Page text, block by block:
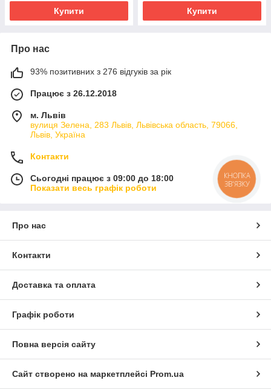
Купити Купити
Про нас
93% позитивних з 276 відгуків за рік
Працює з 26.12.2018
м. Львів
вулиця Зелена, 283 Львів, Львівська область, 79066,
Львів, Україна
Контакти
Сьогодні працює з 09:00 до 18:00
Показати весь графік роботи
Про нас
Контакти
Доставка та оплата
Графік роботи
Повна версія сайту
Сайт створено на маркетплейсі Prom.ua
КНОПКА
ЗВ'ЯЗКУ